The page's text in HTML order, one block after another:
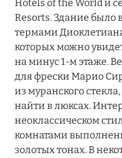
Hotels of the World и
Resorts. Здание было
термами
которых можно
на минус 1-м этаже.
для фрески Марио
из муранского
найти в люксах.
неоклассическом
комнатами
золотых тонах. В